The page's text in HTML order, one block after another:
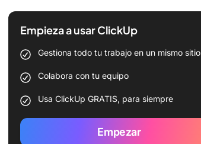
Empieza a usar ClickUp
Gestiona todo tu trabajo en un mismo sitio
Colabora con tu equipo
Usa ClickUp GRATIS, para siempre
Empezar